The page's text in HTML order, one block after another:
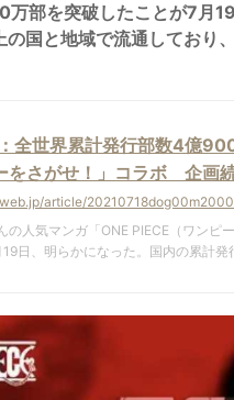
部を突破したことが7月
の国と地域で流通してお
全世界累計発行部数4億
をさがせ！」コラボ 企画
article/
の人気マンガ「ONE PIECE（ワンピ
日、明らかになった。国内の累計